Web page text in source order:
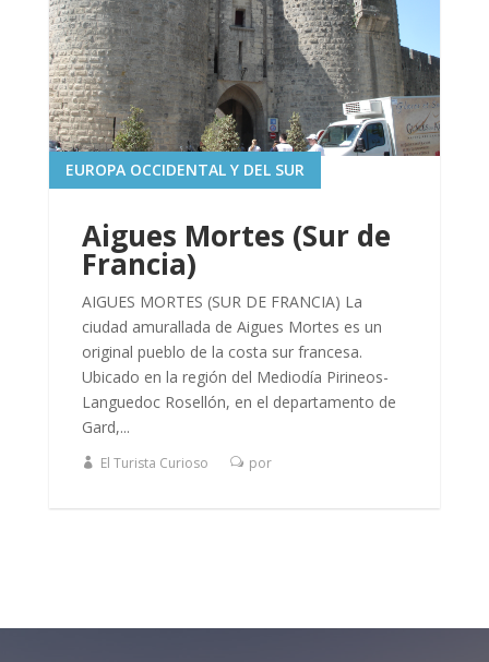
Aigues Mortes (Sur de
Francia)
EUROPA OCCIDENTAL Y DEL SUR
AIGUES MORTES (SUR DE FRANCIA) La
ciudad amurallada de Aigues Mortes es un
original pueblo de la costa sur francesa.
Ubicado en la región del Mediodía Pirineos-
Languedoc Rosellón, en el departamento de
Gard,...
El Turista Curioso por